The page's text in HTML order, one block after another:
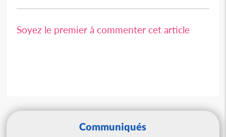
Soyez le premier à commenter cet article
Communiqués